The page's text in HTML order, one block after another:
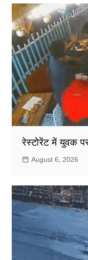
रेस्टोरेंट में युवक
August 6, 2026